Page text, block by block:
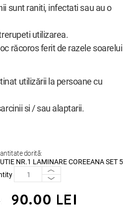
sunt raniti, infectati sau au o
utilizarea.
răcoros ferit de razele soarelui
utilizării la persoane cu
si / sau alaptarii.
dorită:
NR.1 LAMINARE COREEANA SET 5
90.00 LEI